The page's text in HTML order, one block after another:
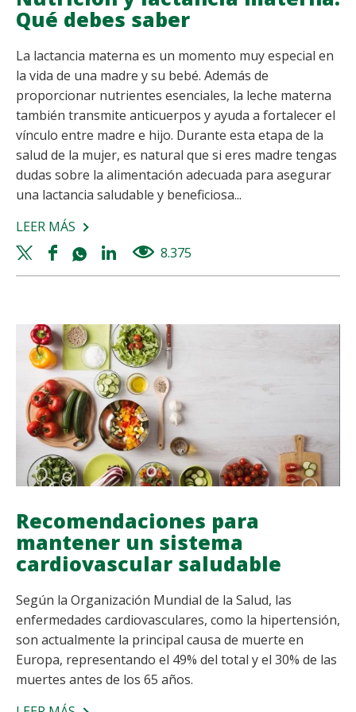
Qué debes saber
La lactancia materna es un momento muy especial en
la vida de una madre y su bebé. Además de
proporcionar nutrientes esenciales, la leche materna
también transmite anticuerpos y ayuda a fortalecer el
vínculo entre madre e hijo. Durante esta etapa de la
salud de la mujer, es natural que si eres madre tengas
dudas sobre la alimentación adecuada para asegurar
una lactancia saludable y beneficiosa...
LEER MÁS SOBRE
NUTRICIÓN
Y
QUÉ
DEBES
SABER
Twitter
share
Facebook
share
Whatsapp
share
Linkedin
share
8.375
Recomendaciones para
mantener un sistema
cardiovascular saludable
Según la Organización Mundial de la Salud, las
enfermedades cardiovasculares, como la hipertensión,
son actualmente la principal causa de muerte en
Europa, representando el 49% del total y el 30% de las
muertes antes de los 65 años.